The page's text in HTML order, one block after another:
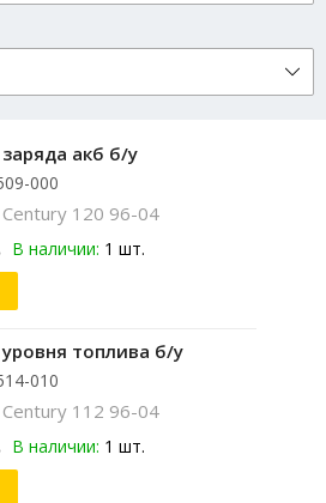
акб б/у
000
Century 120 96-04
В наличии: 1 шт.
уровня топлива б/у
010
Century 112 96-04
В наличии: 1 шт.